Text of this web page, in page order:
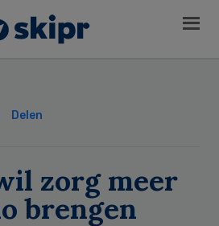
Delen
zorg meer
brengen